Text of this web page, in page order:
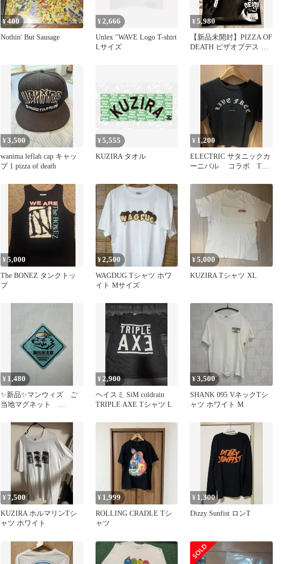
¥400
Nothin' But Sausage
¥2,666
Unlex "WAVE Logo T-shirt
Lサイズ
¥5,980
【新品未開封】PIZZA OF
DEATH ピザオブデス T
¥3,500
wanima leflah cap キャッ
プ 1 pizza of death
¥5,555
KUZIRA タオル
¥ 1,200
ELECTRIC サタニックカ
ーニバル コラボ Tシ
¥5,000
The BONEZ タンクトッ
プ
¥2,500
WAGDUG Tシャツ ホワ
イト Mサイズ
¥5,000
KUZIRA Tシャツ XL
¥ 1,480
✨新品✨マンウィズ ご
当地マグネット
¥ 2,900
ヘイスミ SiM coldrain
TRIPLE AXE Tシャツ L
¥3,500
SHANK 095 VネックTシ
ャツ ホワイト M
¥ 7,500
KUZIRA ホルマリンTシ
ャツ ホワイト
¥ 1,999
ROLLING CRADLE Tシ
ャツ
¥ 1,300
Dizzy Sunfist ロンT